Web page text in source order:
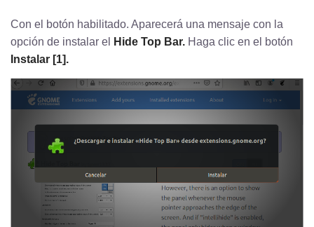
Con el botón habilitado. Aparecerá una mensaje con la
opción de instalar el
Hide Top Bar. Haga clic en el botón
Instalar [1].